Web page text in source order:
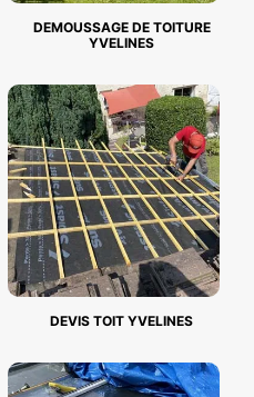
DEMOUSSAGE DE TOITURE
YVELINES
DEVIS TOIT YVELINES